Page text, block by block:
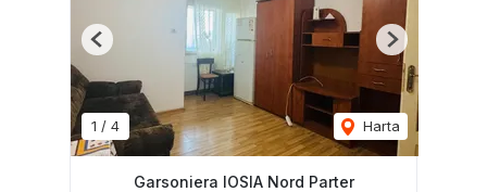
1 / 4 Harta
Previous Next
Garsoniera IOSIA Nord Parter